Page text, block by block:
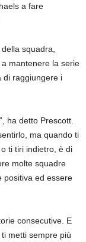
a fare
squadra,
mantenere la serie
di raggiungere i
ha detto Prescott.
ma quando ti
ti tiri indietro, è di
molte squadre
positiva ed essere
consecutive. E
metti sempre più